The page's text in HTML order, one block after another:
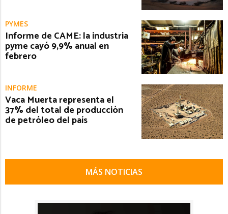
PYMES
Informe de CAME: la industria
pyme cayó 9,9% anual en
febrero
INFORME
Vaca Muerta representa el
37% del total de producción
de petróleo del país
MÁS NOTICIAS